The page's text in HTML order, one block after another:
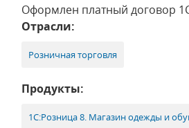
Оформлен платный договор
Отрасли:
Розничная торговля
Продукты:
1С:Розница 8. Магазин одежды и